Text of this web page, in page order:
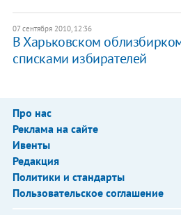
07 сентября 2010, 12:36
В Харьковском
списками избирателей
Про нас
Реклама на сайте
Ивенты
Редакция
Политики и стандарты
Пользовательское соглашение